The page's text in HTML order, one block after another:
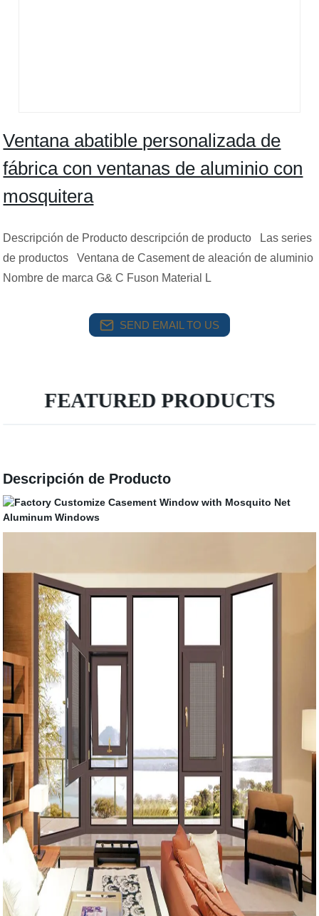
Ventana abatible personalizada de
fábrica con ventanas de aluminio con
mosquitera
Descripción de Producto descripción de producto Las series
de productos Ventana de Casement de aleación de aluminio
Nombre de marca G& C Fuson Material L
SEND EMAIL TO US
FEATURED PRODUCTS
Descripción de Producto